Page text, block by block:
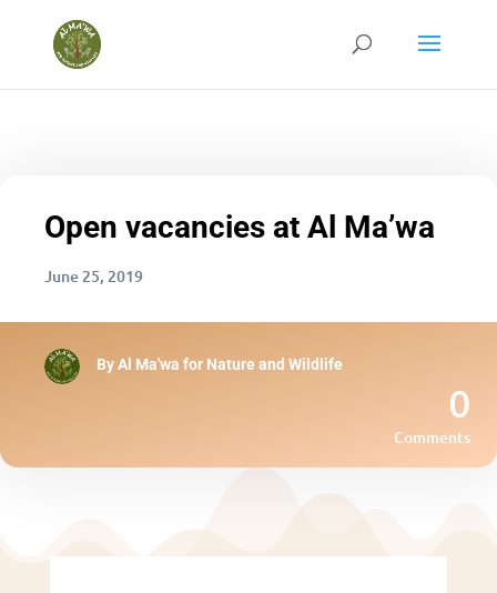
Open vacancies at Al Ma’wa
June 25, 2019
ByAl Ma'wa for Nature and Wildlife
0
Comments